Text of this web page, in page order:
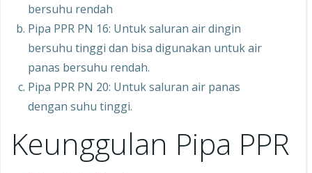
bersuhu rendah
Pipa PPR PN 16: Untuk saluran air dingin
bersuhu tinggi dan bisa digunakan untuk air
panas bersuhu rendah.
Pipa PPR PN 20: Untuk saluran air panas
dengan suhu tinggi.
Keunggulan Pipa PPR